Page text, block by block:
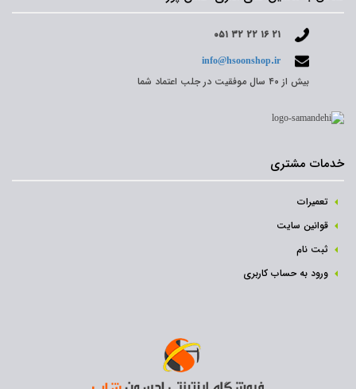
۰۵۱ ۳۲ ۲۲ ۱۶ ۲۱
info@hsoonshop.ir
بیش از ۴۰ سال موفقیت در جلب اعتماد شما
خدمات مشتری
تعمیرات
قوانین سایت
ثبت نام‌
ورود به حساب کاربری